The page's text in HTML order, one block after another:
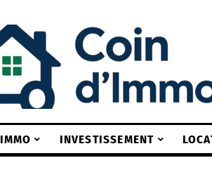
IMMO INVESTISSEMENT